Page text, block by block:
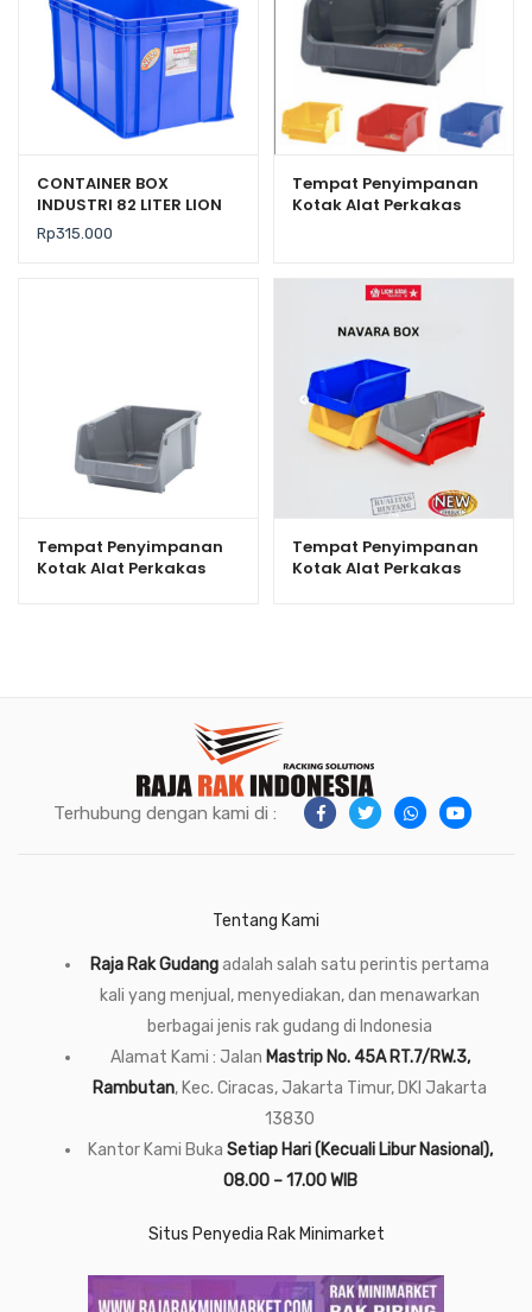
CONTAINER BOX
INDUSTRI 82 LITER LION
STAR IC-33 FORTE
CRATE 203 UKURAN 625 x
Rp315.000
Tempat Penyimpanan
Kotak Alat Perkakas
Tempat Penyimpanan
Kotak Alat Perkakas
Tempat Penyimpanan
Kotak Alat Perkakas
Terhubung dengan kami di :
Tentang Kami
Raja Rak Gudangadalah salah satu perintis pertama
kali yang menjual, menyediakan, dan menawarkan
berbagai jenis rak gudang di Indonesia
Alamat Kami : Jalan Mastrip No. 45A RT.7/RW.3,
Rambutan, Kec. Ciracas, Jakarta Timur, DKI Jakarta
13830
Kantor Kami Buka Setiap Hari (Kecuali Libur Nasional),
08.00 – 17.00 WIB
Situs Penyedia Rak Minimarket